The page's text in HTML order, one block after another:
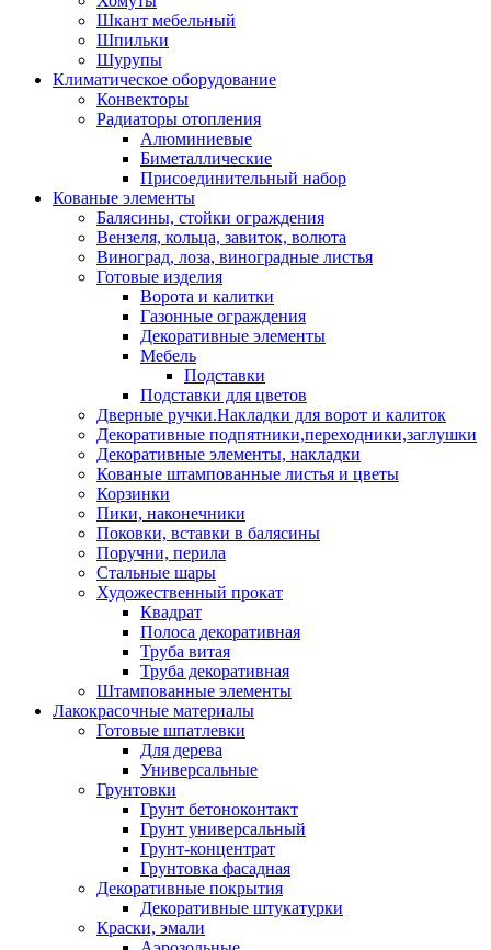
Шкант мебельный
Шпильки
Шурупы
Климатическое оборудование
Конвекторы
Радиаторы отопления
Алюминиевые
Биметаллические
Присоединительный набор
Кованые элементы
Балясины, стойки ограждения
Вензеля, кольца, завиток, волюта
Виноград, лоза, виноградные листья
Готовые изделия
Ворота и калитки
Газонные ограждения
Декоративные элементы
Мебель
Подставки
Подставки для цветов
Дверные ручки.Накладки для ворот и калиток
Декоративные подпятники,переходники,заглушки
Декоративные элементы, накладки
Кованые штампованные листья и цветы
Корзинки
Пики, наконечники
Поковки, вставки в балясины
Поручни, перила
Стальные шары
Художественный прокат
Квадрат
Полоса декоративная
Труба витая
Труба декоративная
Штампованные элементы
Лакокрасочные материалы
Готовые шпатлевки
Для дерева
Универсальные
Грунтовки
Грунт бетоноконтакт
Грунт универсальный
Грунт-концентрат
Грунтовка фасадная
Декоративные покрытия
Декоративные штукатурки
Краски, эмали